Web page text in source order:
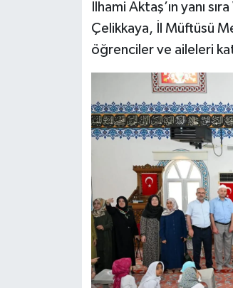
İlhami Aktaş’ın yanı
Çelikkaya, İl Müftüsü
öğrenciler ve aileleri